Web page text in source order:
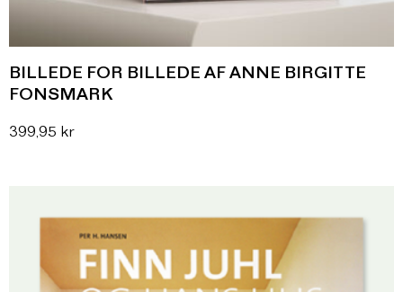
BILLEDE FOR BILLEDE AF ANNE BIRGITTE
FONSMARK
399,95 kr